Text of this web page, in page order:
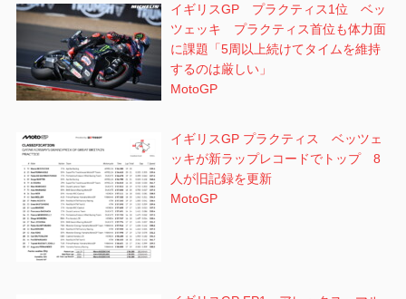
イギリスGP プラクティス1位 ベッ
ツェッキ プラクティス首位も体力面
に課題「5周以上続けてタイムを維持
するのは厳しい」
MotoGP
イギリスGP プラクティス ベッツェ
ッキが新ラップレコードでトップ 8
人が旧記録を更新
MotoGP